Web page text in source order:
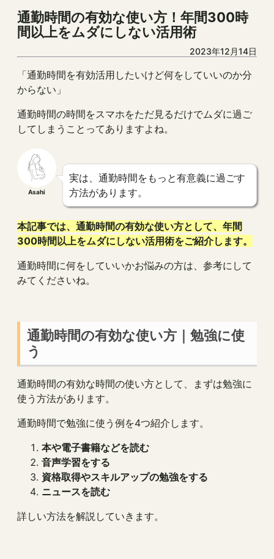
通勤時間の有効な使い方！年間300時
間以上をムダにしない活用術
2023年12月14日
「通勤時間を有効活用したいけど何をしていいのか分
からない」
通勤時間の時間をスマホをただ見るだけでムダに過ご
してしまうことってありますよね。
Asahi
実は、通勤時間をもっと有意義に過ごす
方法があります。
本記事では、通勤時間の有効な使い方として、年間
300時間以上をムダにしない活用術をご紹介します。
通勤時間に何をしていいかお悩みの方は、参考にして
みてくださいね。
通勤時間の有効な使い方｜勉強に使
う
通勤時間の有効な時間の使い方として、まずは勉強に
使う方法があります。
通勤時間で勉強に使う例を4つ紹介します。
本や電子書籍などを読む
音声学習をする
資格取得やスキルアップの勉強をする
ニュースを読む
詳しい方法を解説していきます。